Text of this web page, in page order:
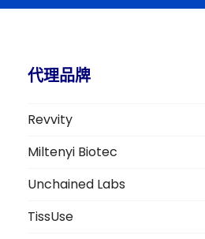
代理品牌
Revvity
Miltenyi Biotec
Unchained Labs
TissUse